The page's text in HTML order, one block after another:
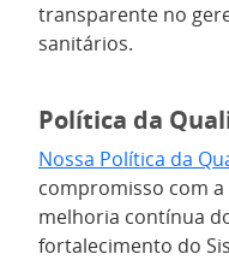
transparente no
sanitários.
Política da
Nossa Política da
compromisso com
melhoria contínua
fortalecimento do